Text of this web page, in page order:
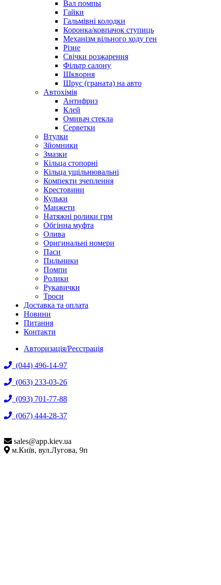
Вал помпы
Гайки
Гальмівні колодки
Коронка/ковпачок ступиць
Механізм вільного ходу ген
Різне
Свічки розжарення
Фільтр салону
Шкворня
Шрус (граната) на авто
Автохімія
Антифриз
Клей
Омивач стекла
Серветки
Втулки
Зйомники
Змазки
Кільца стопорні
Кільца ущільнювальні
Компекти зчеплення
Крестовини
Кульки
Манжети
Натяжні ролики грм
Обгінна муфта
Олива
Оригинальні номери
Паси
Пильники
Помпи
Ролики
Рукавички
Троси
Доставка та оплата
Новини
Питання
Контакти
Авторизація/Реєстрація
(044) 496-14-97
(063) 233-03-26
(093) 701-77-88
(067) 444-28-37
sales@app.kiev.ua
м.Київ, вул.Лугова, 9п